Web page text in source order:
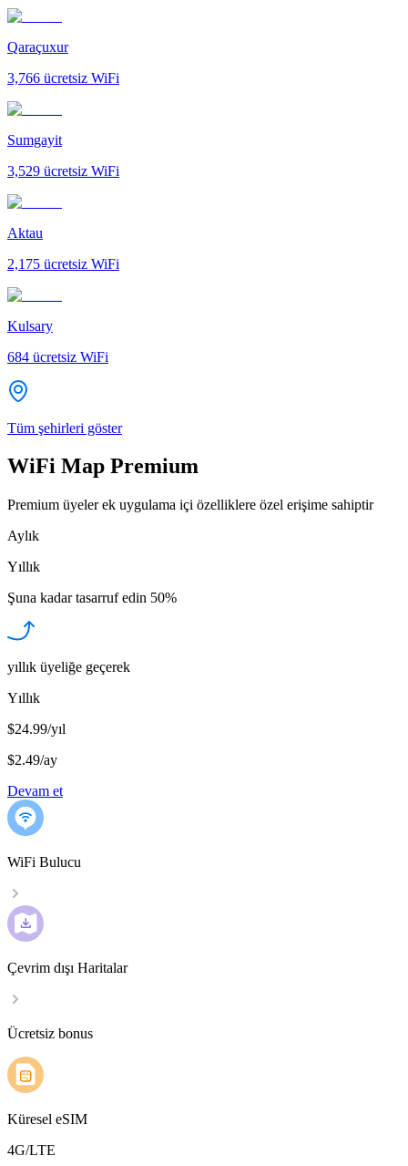
Qaraçuxur
3,766 ücretsiz WiFi
Sumgayit
3,529 ücretsiz WiFi
Aktau
2,175 ücretsiz WiFi
Kulsary
684 ücretsiz WiFi
Tüm şehirleri göster
WiFi Map Premium
Premium üyeler ek uygulama içi özelliklere özel erişime sahiptir
Aylık
Yıllık
Şuna kadar tasarruf edin 50%
yıllık üyeliğe geçerek
Yıllık
$24.99/yıl
$2.49/ay
Devam et
WiFi Bulucu
Çevrim dışı Haritalar
Ücretsiz bonus
Küresel eSIM
4G/LTE